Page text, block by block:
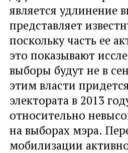
является удлинение
представляет
поскольку часть ее
это показывают
выборы будут не в
этим власти
электората в 2013
относительно
на выборах мэра.
мобилизации